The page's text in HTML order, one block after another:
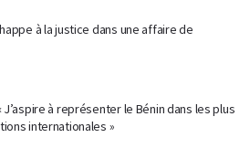
à la justice dans une affaire de
J’aspire à représenter le Bénin dans les plus
internationales »